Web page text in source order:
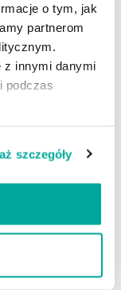
o tym, jak
partnerom
z innymi danymi
podczas
szczegóły